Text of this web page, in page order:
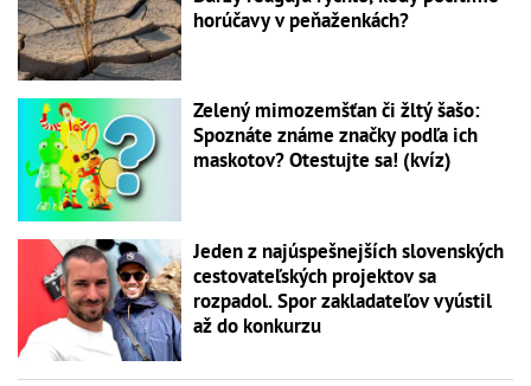
horúčavy v peňaženkách?
Zelený mimozemšťan či žltý šašo:
Spoznáte známe značky podľa ich
maskotov? Otestujte sa! (kvíz)
Jeden z najúspešnejších slovenských
cestovateľských projektov sa
rozpadol. Spor zakladateľov vyústil
až do konkurzu